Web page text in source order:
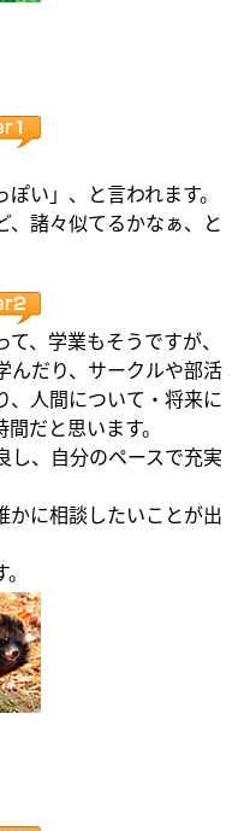
い」、と言われます。
、諸々似てるかなぁ、と
、学業もそうですが、
んだり、サークルや部活
、人間について・将来に
だと思います。
し、自分のペースで充実
かに相談したいことが出